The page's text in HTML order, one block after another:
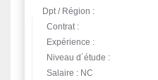
Dpt / Région :
Contrat :
Expérience :
Niveau d´étude :
Salaire : NC